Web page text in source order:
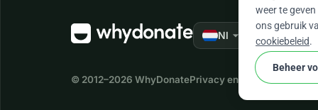
Nl arrow_drop_down ★★★★★
© 2012–2026 WhyDonatePrivacy en cookies
weer te
ons gebruik
cookiebeleid.
Beheer